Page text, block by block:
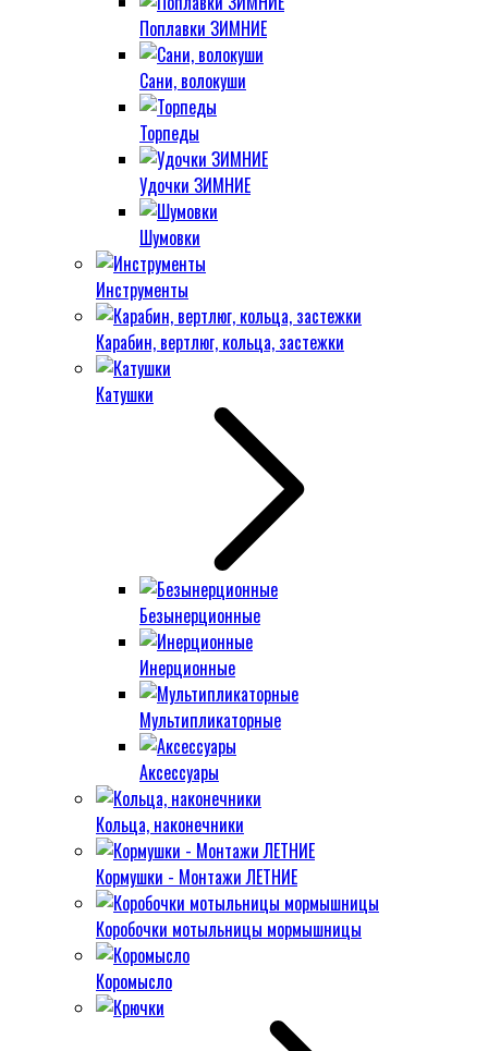
Поплавки ЗИМНИЕ
Сани, волокуши
Торпеды
Удочки ЗИМНИЕ
Шумовки
Инструменты
Карабин, вертлюг, кольца, застежки
Катушки
Безынерционные
Инерционные
Мультипликаторные
Аксессуары
Кольца, наконечники
Кормушки - Монтажи ЛЕТНИЕ
Коробочки мотыльницы мормышницы
Коромысло